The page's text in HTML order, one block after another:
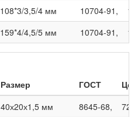
108*3/3,5/4 мм 10704-91,
159*4/4,5/5 мм 10704-91,
Размер ГОСТ
40х20х1,5 мм 8645-68,
72